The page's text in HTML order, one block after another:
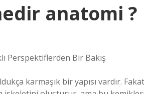
anatomi ?
Perspektiflerden Bir Bakış
karmaşık bir yapısı vardır.